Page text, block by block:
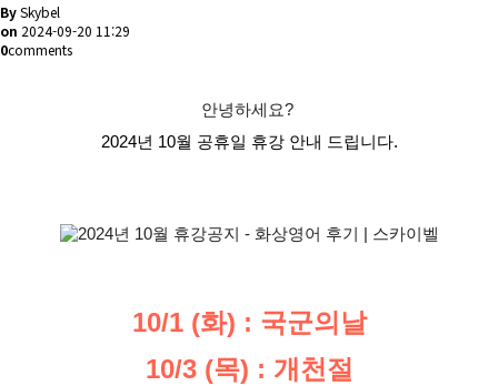
BySkybel
on 2024-09-20 11:29
0comments
안녕하세요?
2024년 10월 공휴일 휴강 안내 드립니다.
10/1 (화) : 국군의날
10/3 (목) : 개천절